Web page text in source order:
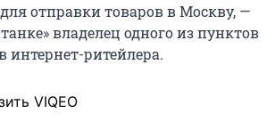
отправки товаров в Москву, —
владелец одного из пунктов
интернет-ритейлера.
VIQEO